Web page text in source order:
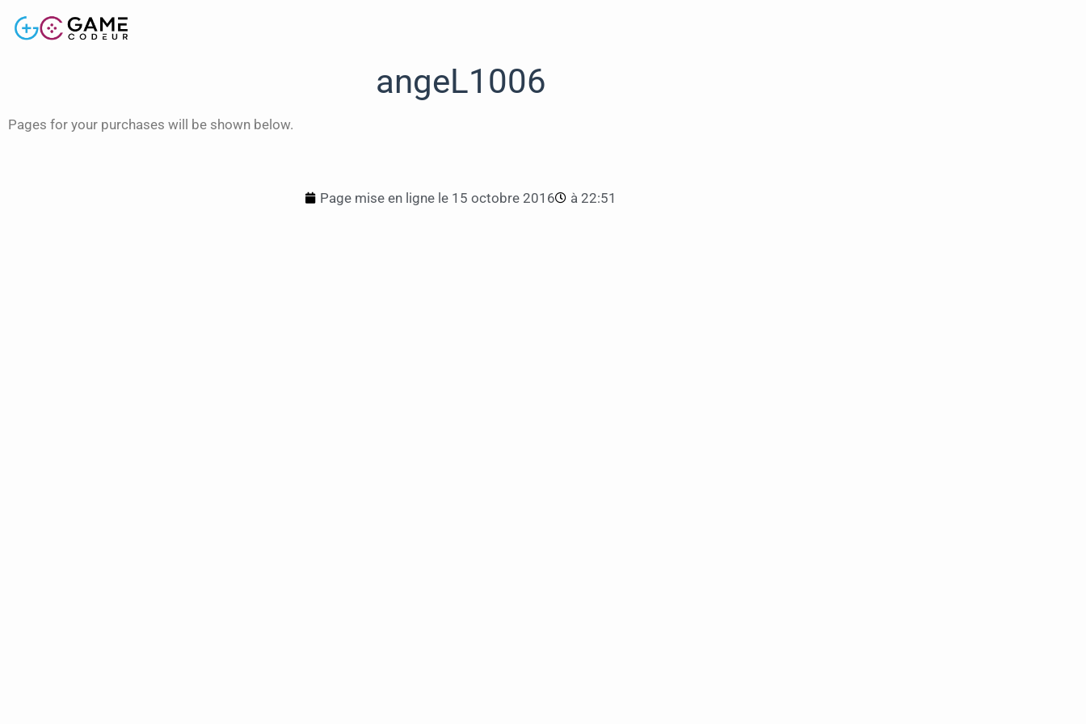
angeL1006
Pages for your purchases will be shown below.
Page mise en ligne le 15 octobre 2016 à 22:51